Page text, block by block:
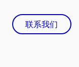
联系我们